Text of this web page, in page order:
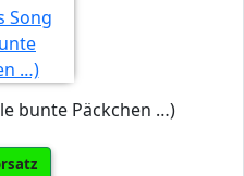
bunte Päckchen …)